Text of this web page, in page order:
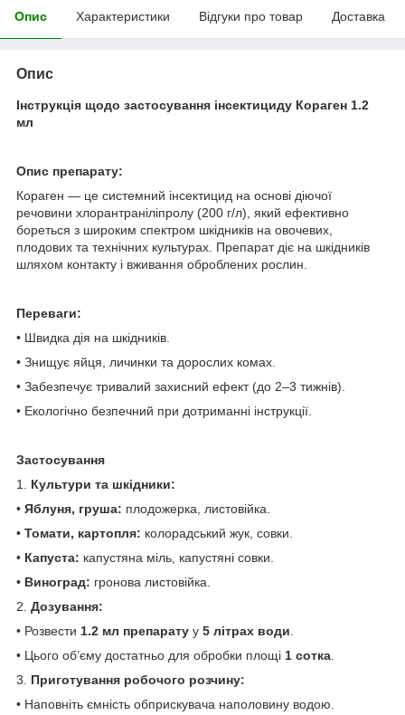
Опис Характеристики Відгуки про товар Доставка
Опис
Інструкція щодо застосування інсектициду Кораген 1.2
мл
Опис препарату:
Кораген — це системний інсектицид на основі діючої
речовини хлорантраніліпролу (200 г/л), який ефективно
бореться з широким спектром шкідників на овочевих,
плодових та технічних культурах. Препарат діє на шкідників
шляхом контакту і вживання оброблених рослин.
Переваги:
• Швидка дія на шкідників.
• Знищує яйця, личинки та дорослих комах.
• Забезпечує тривалий захисний ефект (до 2–3 тижнів).
• Екологічно безпечний при дотриманні інструкції.
Застосування
1. Культури та шкідники:
• Яблуня, груша: плодожерка, листовійка.
• Томати, картопля: колорадський жук, совки.
• Капуста: капустяна міль, капустяні совки.
• Виноград: гронова листовійка.
2. Дозування:
• Розвести 1.2 мл препарату у 5 літрах води
• Цього об’єму достатньо для обробки площі 1 сотка
3. Приготування робочого розчину:
• Наповніть ємність обприскувача наполовину водою.